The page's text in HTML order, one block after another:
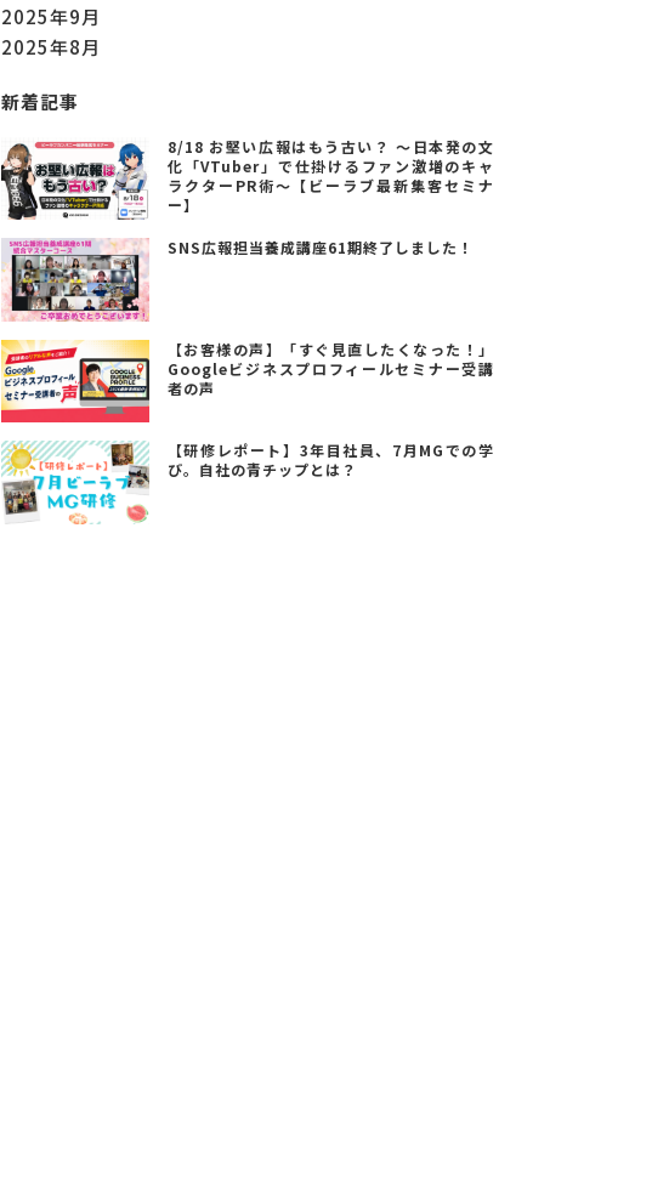
2025年9月
2025年8月
新着記事
8/18 お堅い広報はもう古い？ ～日本発の文
化「VTuber」で仕掛けるファン激増のキャ
ラクターPR術～【ビーラブ最新集客セミナ
ー】
SNS広報担当養成講座61期終了しました！
【お客様の声】「すぐ見直したくなった！」
Googleビジネスプロフィールセミナー受講
者の声
【研修レポート】3年目社員、7月MGでの学
び。自社の青チップとは？